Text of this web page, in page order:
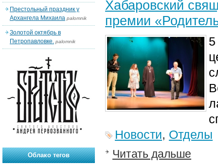
Хабаровский
премии
Новости, Отделы
Читать дальше
Престольный праздник у
Архангела Михаила palomnik
Золотой октябрь в
Петропавловке. palomnik
Облако тегов